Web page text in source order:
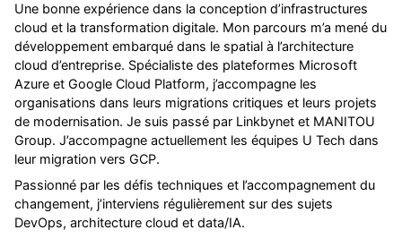
Une bonne expérience dans la conception d’infrastructures
cloud et la transformation digitale. Mon parcours m’a mené du
développement embarqué dans le spatial à l’architecture
cloud d’entreprise. Spécialiste des plateformes Microsoft
Azure et Google Cloud Platform, j’accompagne les
organisations dans leurs migrations critiques et leurs projets
de modernisation. Je suis passé par Linkbynet et MANITOU
Group. J’accompagne actuellement les équipes U Tech dans
leur migration vers GCP.
Passionné par les défis techniques et l’accompagnement du
changement, j’interviens régulièrement sur des sujets
DevOps, architecture cloud et data/IA.